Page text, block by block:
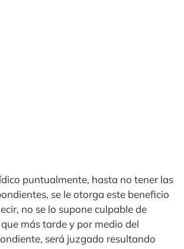
puntualmente, hasta no tener las
se le otorga este beneficio
no se lo supone culpable de
más tarde y por medio del
será juzgado resultando